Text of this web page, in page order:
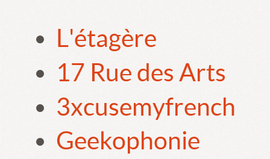
L'étagère
17 Rue des Arts
3xcusemyfrench
Geekophonie